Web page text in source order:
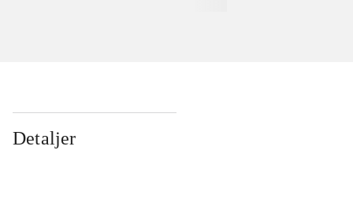
Detaljer